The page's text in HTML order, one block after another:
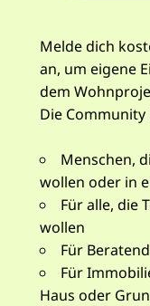
Melde dich
an, um eigene
dem
Die
Menschen,
wollen oder in
Für alle, die
wollen
Für
Für
Haus oder